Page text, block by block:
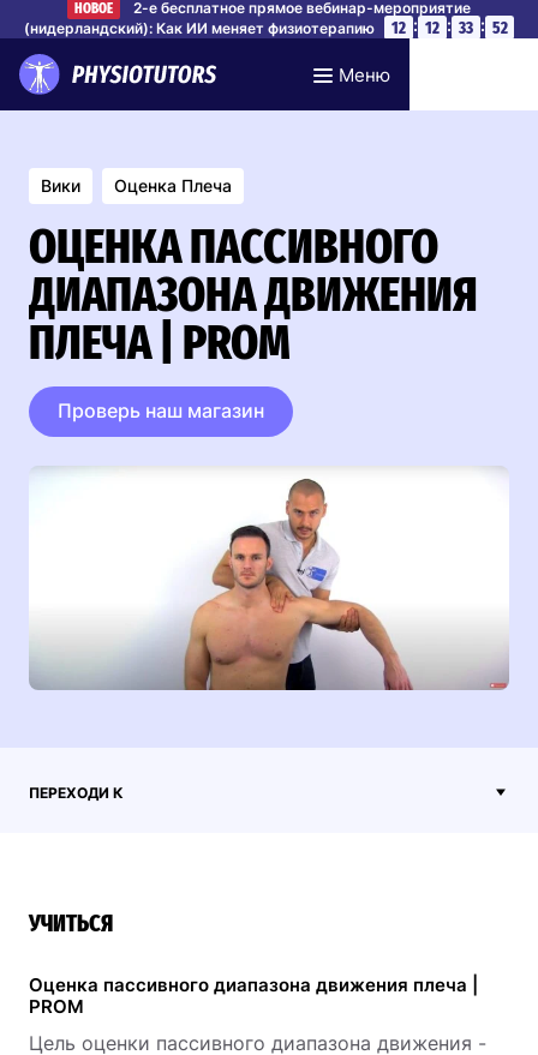
НОВОЕ
2-е бесплатное прямое вебинар-мероприятие
(нидерландский): Как ИИ меняет физиотерапию
12 : 12 : 33 : 52
Меню
Вики Оценка Плеча
ОЦЕНКА ПАССИВНОГО
ДИАПАЗОНА ДВИЖЕНИЯ
ПЛЕЧА | PROM
Проверь наш магазин
ПЕРЕХОДИ К
УЧИТЬСЯ
Оценка пассивного диапазона движения плеча |
PROM
Цель оценки пассивного диапазона движения -